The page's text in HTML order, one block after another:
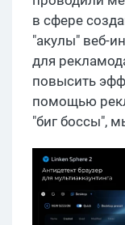
в сфере
"акулы" веб-
для
повысить
помощью
"биг боссы",